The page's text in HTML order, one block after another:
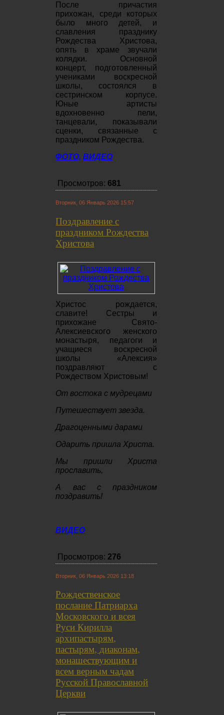
После причастия
прихожан, среди которых
было много детей, и
славления празднику
Рождества Христова,
опять в храме звучали
колядки. Основной
концерт, подготовленный
учениками воскресной
школы, состоялся в
сестринском корпусе.
Юные артисты
вдохновенно пели,
танцевали, показывали
сценки, связанные с
праздником Рождества.
ФОТО, ВИДЕО
Просмотров: 681
Вторник, 06 Январь 2026 15:57
Поздравление с
праздником Рождества
Христова
Христос рождается,
славите! Сестры и
прихожане Свято-
Алексиевского женского
монастыря, педагоги и
учащиеся воскресной
школы «Алексия»
поздравляют с
Рождеством Христовым!
От востока с мудрецами
Путешествует звезда.
Драгоценными дарами
Одарить пришла Христа.
Мы пришли Христа
прославить,
А вас с праздником
поздравить!
ВИДЕО
Просмотров: 276
Вторник, 06 Январь 2026 13:18
Рождественское
послание Патриарха
Московского и всея
Руси Кирилла
архипастырям,
пастырям, диаконам,
монашествующим и
всем верным чадам
Русской Православной
Церкви